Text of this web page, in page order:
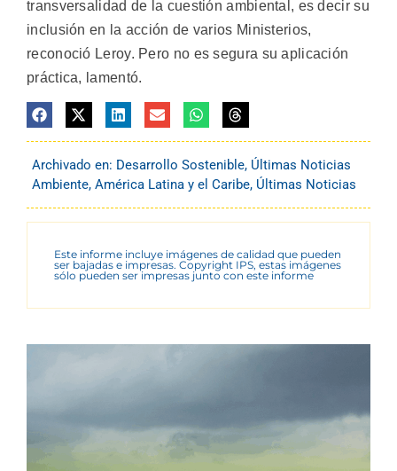
transversalidad de la cuestión ambiental, es decir su
inclusión en la acción de varios Ministerios,
reconoció Leroy. Pero no es segura su aplicación
práctica, lamentó.
Archivado en: Desarrollo Sostenible, Últimas Noticias
Ambiente, América Latina y el Caribe, Últimas Noticias
Este informe incluye imágenes de calidad que pueden
ser bajadas e impresas. Copyright IPS, estas imágenes
sólo pueden ser impresas junto con este informe